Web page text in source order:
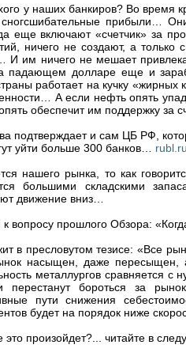
у наших банкиров? Во время
сногсшибательные прибыли…
еще включают «счетчик» за
ничего не создают, а
И им ничего не мешает
падающем долларе еще и
работает на кучку
А если нефть опять
обеспечит им поддержку за
подтверждает и сам ЦБ РФ,
уйти больше 300 банков…
нашего рынка, то как
большими складскими
движение вниз…
вопросу прошлого Обзора:
в пресловутом тезисе: «Все
насыщен, даже пересыщен,
металлургов сравняется с
перестанут бороться за
пути снижения
будет на порядок ниже
это произойдет?... читайте в